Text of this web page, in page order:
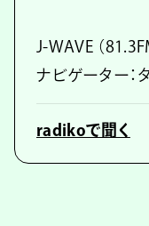
J-WAVE （
ナビゲーター：
radikoで聞く